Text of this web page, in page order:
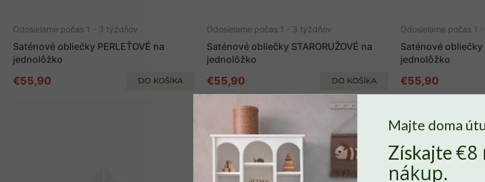
Nech sa v Benlemi cítite ako doma , potrebujeme od vás
súbormicookies . Len vďaka nim môžeme
Saténové obliečky PERLEŤOVÉ na
jednolôžko
Odosielame počas 1 - 3 týždňov
€55,90 DO KOŠÍKA
Saténové obliečky STARORUŽOVÉ na
jednolôžko
Odosielame počas 1 - 3 týždňov
€55,90 DO KOŠÍKA
Saténové obliečky
jednolôžko
Odosielame počas 1
€55,90
Majte doma
Získajte €8
nákup.